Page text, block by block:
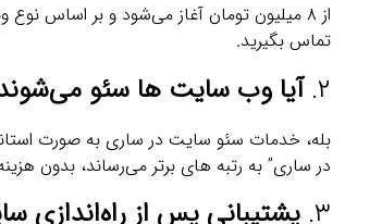
از ۸ میلیون تومان آغاز می‌شود و بر اساس
تماس بگیرید.
۲. آیا وب‌ سایت‌ ها سئو
بله، خدمات سئو سایت در ساری به صورت
در ساری” به رتبه‌ های برتر می‌رساند، بدون
۳. پشتیبانی پس از